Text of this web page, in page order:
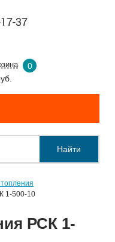
37
0
Найти
1-500-10
РСК 1-